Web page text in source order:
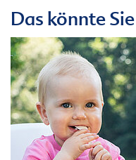
Das könnte